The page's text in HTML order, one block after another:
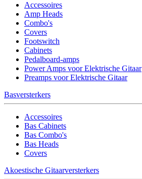
Accessoires
Amp Heads
Combo's
Covers
Footswitch
Cabinets
Pedalboard-amps
Power Amps voor Elektrische Gitaar
Preamps voor Elektrische Gitaar
Basversterkers
Accessoires
Bas Cabinets
Bas Combo's
Bas Heads
Covers
Akoestische Gitaarversterkers